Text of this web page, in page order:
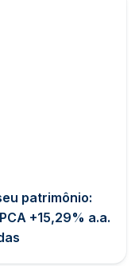
patrimônio:
+15,29% a.a.